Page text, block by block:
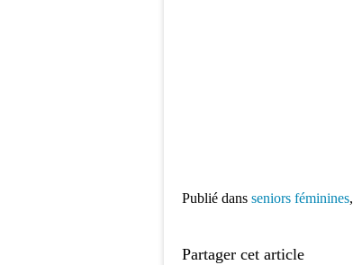
Publié dans seniors féminines,
Partager cet article